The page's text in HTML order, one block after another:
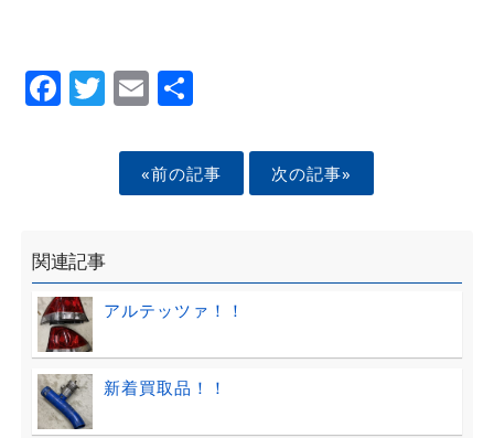
Facebook
Twitter
EmailShare
«前の記事 次の記事»
関連記事
アルテッツァ！！
新着買取品！！